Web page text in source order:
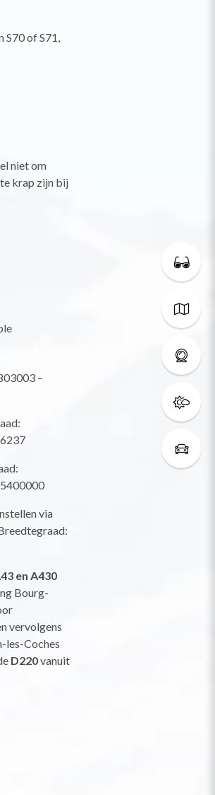
S70 of S71,
niet om
krap zijn bij
–
via
en A430
Bourg-
vervolgens
les-Coches
D220vanuit